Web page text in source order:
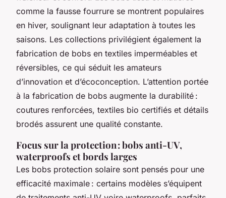
comme la fausse fourrure se montrent populaires
en hiver, soulignant leur adaptation à toutes les
saisons. Les collections privilégient également la
fabrication de bobs en textiles imperméables et
réversibles, ce qui séduit les amateurs
d’innovation et d’écoconception. L’attention portée
à la fabrication de bobs augmente la durabilité :
coutures renforcées, textiles bio certifiés et détails
brodés assurent une qualité constante.
Focus sur la protection : bobs anti-UV,
waterproofs et bords larges
Les bobs protection solaire sont pensés pour une
efficacité maximale : certains modèles s’équipent